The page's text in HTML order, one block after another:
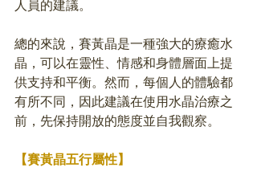
人員的建議。
總的來說，賽黃晶是一種強大的療癒水
晶，可以在靈性、情感和身體層面上提
供支持和平衡。然而，每個人的體驗都
有所不同，因此建議在使用水晶治療之
前，先保持開放的態度並自我觀察。
【賽黃晶五行屬性】